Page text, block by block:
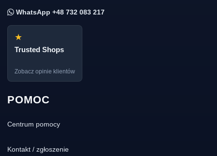
WhatsApp +48 732 083 217
★
Trusted Shops
Zobacz opinie klientów
POMOC
Centrum pomocy
Kontakt / zgłoszenie